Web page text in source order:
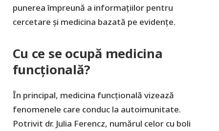
punerea împreună a informațiilor pentru
cercetare și medicina bazată pe evidențe.
Cu ce se ocupă medicina
funcțională?
În principal, medicina funcțională vizează
fenomenele care conduc la autoimunitate.
Potrivit dr. Julia Ferencz, numărul celor cu boli